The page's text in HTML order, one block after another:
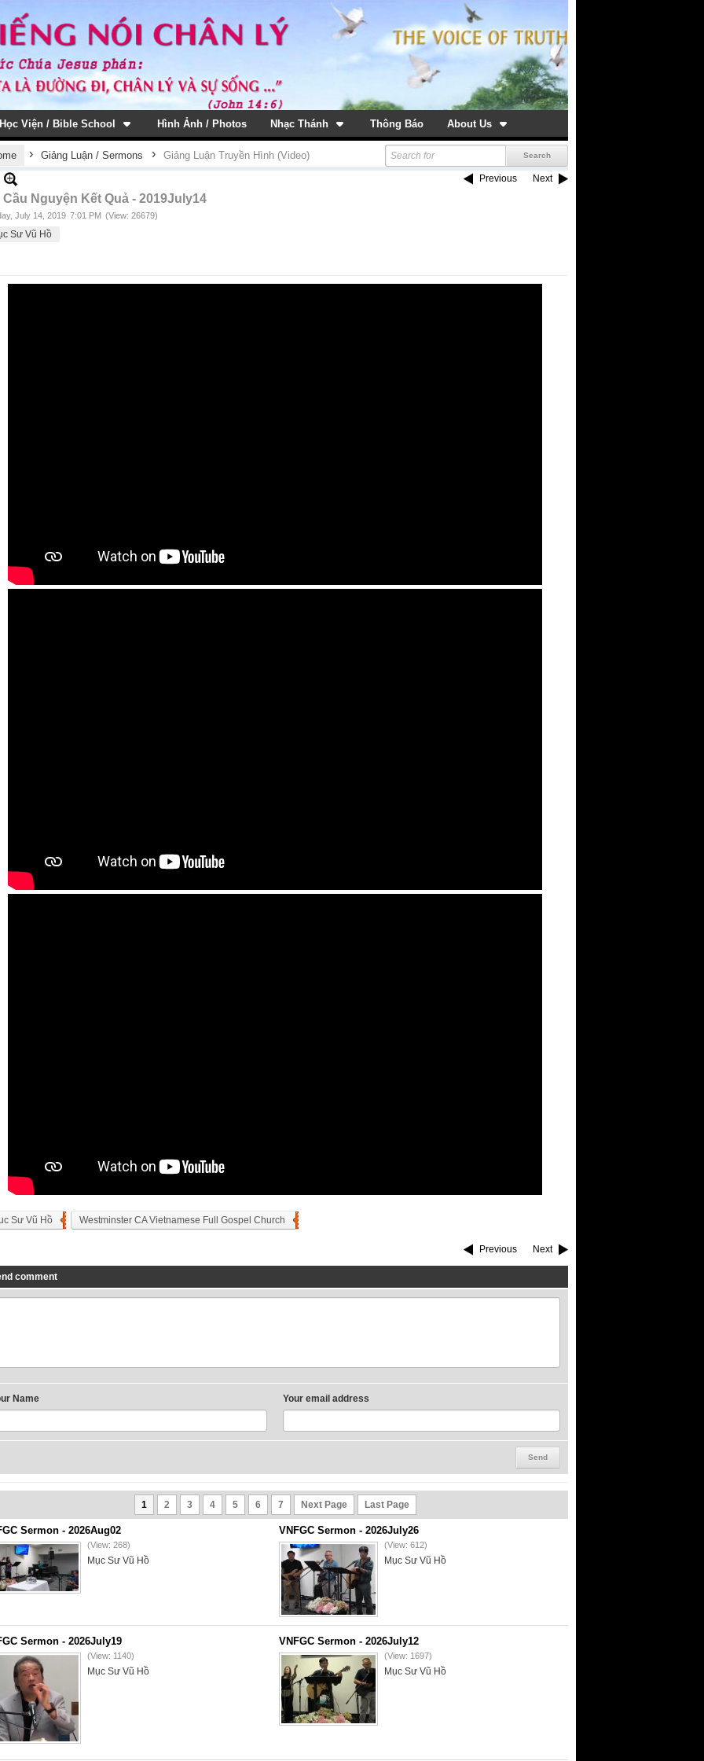
Học Viện / Bible School Hình Ảnh / Photos Nhạc Thánh Thông Báo About Us
› Giảng Luận / Sermons › Giảng Luận Truyền Hình (Video)
Previous Next
Nguyện Kết Quả - 2019July14
July 14, 2019 7:01 PM (View: 26679)
Sư Vũ Hồ
Sư Vũ Hồ Westminster CA Vietnamese Full Gospel Church
Previous Next
comment
Name Your email address
1 2 3 4 5 6 7 Next Page Last Page
Sermon - 2026Aug02
(View: 268)
Mục Sư Vũ Hồ
VNFGC Sermon - 2026July26
(View: 612)
Mục Sư Vũ Hồ
Sermon - 2026July19
(View: 1140)
Mục Sư Vũ Hồ
VNFGC Sermon - 2026July12
(View: 1697)
Mục Sư Vũ Hồ